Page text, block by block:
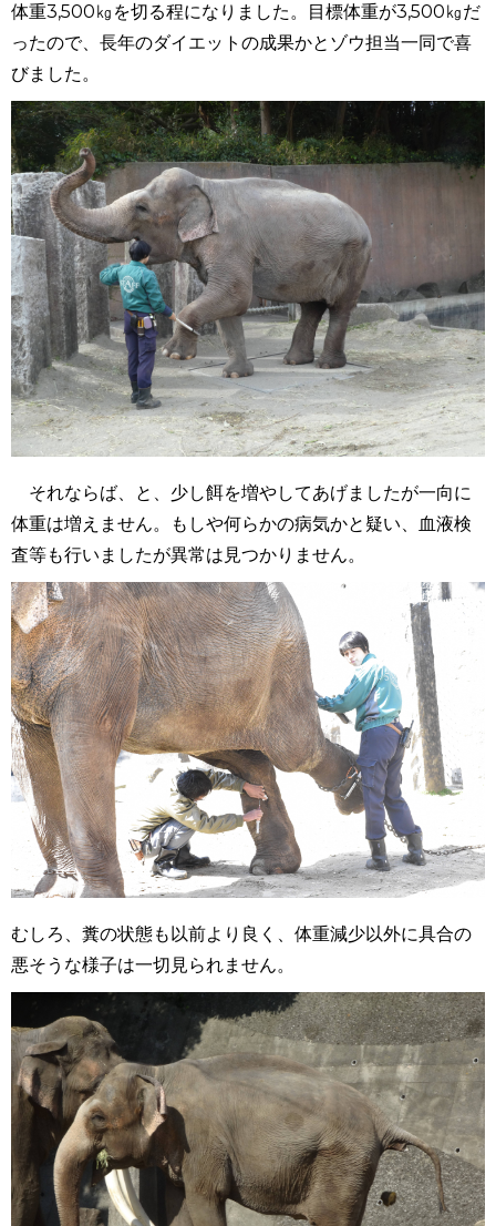
体重3,500㎏を切る程になりました。目標体重が3,500㎏だ
ったので、長年のダイエットの成果かとゾウ担当一同で喜
びました。
それならば、と、少し餌を増やしてあげましたが一向に
体重は増えません。もしや何らかの病気かと疑い、血液検
査等も行いましたが異常は見つかりません。
むしろ、糞の状態も以前より良く、体重減少以外に具合の
悪そうな様子は一切見られません。